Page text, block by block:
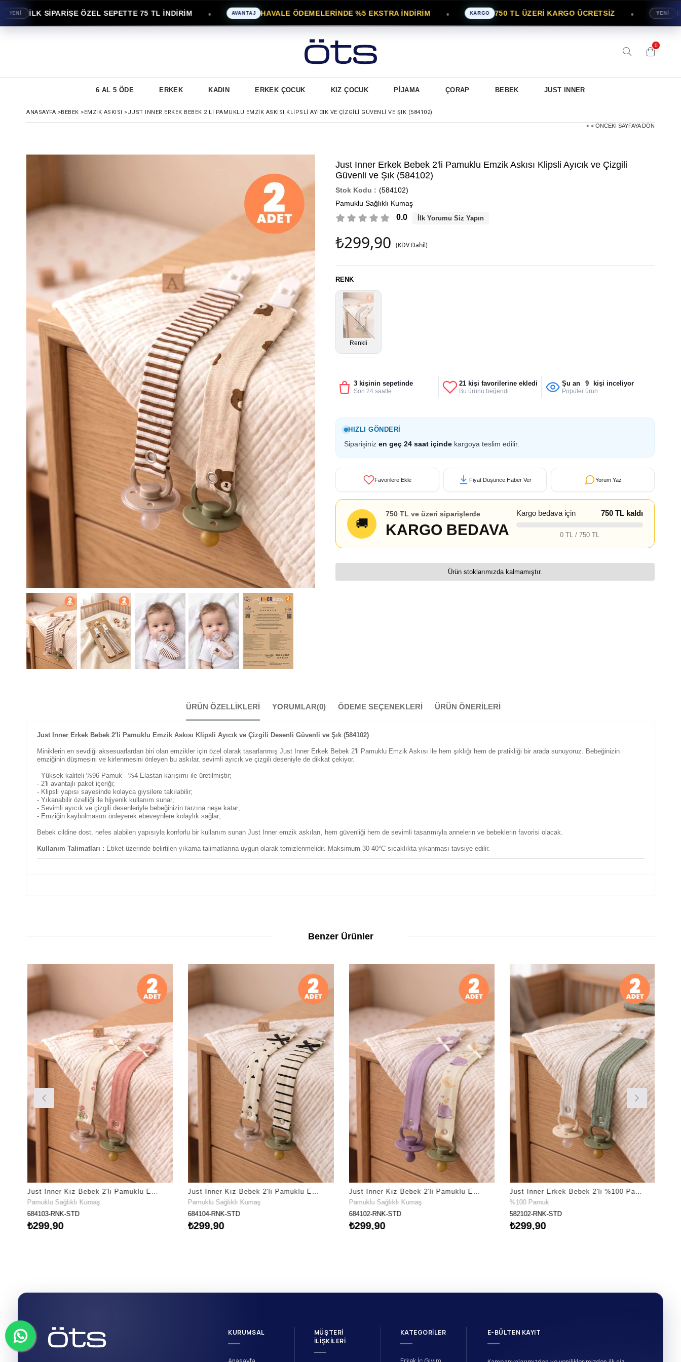
İLK SİPARİŞE ÖZEL SEPETTE 75 TL İNDİRİM ● AVANTAJ HAVALE ÖDEMELERİNDE %5 EKSTRA İNDİRİM ● KARGO 750 TL ÜZERİ KARGO ÜCRETSİZ ● İLK
0
6 AL 5 ÖDE ERKEK KADIN ERKEK ÇOCUK KIZ ÇOCUK PİJAMA ÇORAP BEBEK JUST INNER
ANASAYFA >BEBEK >EMZIK ASKISI >JUST INNER ERKEK BEBEK 2'LI PAMUKLU EMZIK ASKISI KLIPSLI AYICIK VE ÇIZGILI GÜVENLI VE ŞIK (584102)
< < ÖNCEKI SAYFAYA DÖN
Just Inner Erkek Bebek 2'li Pamuklu Emzik Askısı Klipsli Ayıcık ve Çizgili
Güvenli ve Şık (584102)
(584102)
Pamuklu Sağlıklı Kumaş
0.0 İlk Yorumu Siz Yapın
₺299,90 (KDV Dahil)
RENK
Renkli
3 kişinin sepetinde
Son 24 saatte
21 kişi favorilerine ekledi
Bu ürünü beğendi
Şu an 9 kişi inceliyor
Popüler ürün
HIZLI GÖNDERI
Siparişiniz en geç 24 saat içinde kargoya teslim edilir.
Favorilere Ekle Fiyat Düşünce Haber Ver Yorum Yaz
🚚
750 TL ve üzeri siparişlerde
KARGO BEDAVA
Kargo bedava için 750 TL kaldı
0 TL / 750 TL
Ürün stoklarımızda kalmamıştır.
ÜRÜN ÖZELLIKLERI YORUMLAR(0) ÖDEME SEÇENEKLERI ÜRÜN ÖNERILERI
Just Inner Erkek Bebek 2'li Pamuklu Emzik Askısı Klipsli Ayıcık ve Çizgili Desenli Güvenli ve Şık (584102)
Miniklerin en sevdiği aksesuarlardan biri olan emzikler için özel olarak tasarlanmış Just Inner Erkek Bebek 2'li Pamuklu Emzik Askısı ile hem şıklığı hem de pratikliği bir arada sunuyoruz. Bebeğinizin
emziğinin düşmesini ve kirlenmesini önleyen bu askılar, sevimli ayıcık ve çizgili deseniyle de dikkat çekiyor.
- Yüksek kaliteli %96 Pamuk - %4 Elastan karışımı ile üretilmiştir;
- 2'li avantajlı paket içeriği;
- Klipsli yapısı sayesinde kolayca giysilere takılabilir;
- Yıkanabilir özelliği ile hijyenik kullanım sunar;
- Sevimli ayıcık ve çizgili desenleriyle bebeğinizin tarzına neşe katar;
- Emziğin kaybolmasını önleyerek ebeveynlere kolaylık sağlar;
Bebek cildine dost, nefes alabilen yapısıyla konforlu bir kullanım sunan Just Inner emzik askıları, hem güvenliği hem de sevimli tasarımıyla annelerin ve bebeklerin favorisi olacak.
Kullanım Talimatları : Etiket üzerinde belirtilen yıkama talimatlarına uygun olarak temizlenmelidir. Maksimum 30-40°C sıcaklıkta yıkanması tavsiye edilir.
Benzer Ürünler
Just Inner Kız Bebek 2'li Pamuklu Emzik Askısı Klipsli Çiçekli Fiyonklu Güvenli ve Şık (684103)
Pamuklu Sağlıklı Kumaş
684103-RNK-STD
₺299,90
Just Inner Kız Bebek 2'li Pamuklu Emzik Askısı Klipsli Kalpli Çizgili Fiyonklu Güvenli (684104)
Pamuklu Sağlıklı Kumaş
684104-RNK-STD
₺299,90
Just Inner Kız Bebek 2'li Pamuklu Emzik Askısı Klipsli Ayışığı Desenli Fiyonklu Güvenli (684102)
Pamuklu Sağlıklı Kumaş
684102-RNK-STD
₺299,90
Just Inner Erkek Bebek 2'li %100 Pamuk Emzik Askısı Klipsli Düz Renk Dokulu Güvenli ve Şık (582102)
%100 Pamuk
582102-RNK-STD
₺299,90
KURUMSAL
MÜŞTERI
İLIŞKILERI
KATEGORILER E-BÜLTEN KAYIT